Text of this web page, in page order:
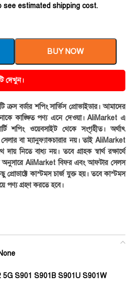
see estimated shipping cost.
BUY NOW
দেখুন।
বর্ডার শপিং সার্ভিস প্রোভাইডার। আমাদের
কাঙ্ক্ষিত পণ্য এনে দেওয়া। AliMarket এ
শপিং ওয়েবসাইট থেকে সংগৃহীত। অর্থাৎ
বা ম্যানুফ্যাকচারার নয়। তাই AliMarket
নিতে বাধ্য নয়। তবে গ্রাহক স্বার্থ রক্ষার্থে
অনুসারে AliMarket বিফর এবং আফটার সেলস
কাস্টমস চার্জ যুক্ত হয়। তবে কাস্টমস
পণ্য গ্রহণ করতে হবে।
5G S901 S901B S901U S901W